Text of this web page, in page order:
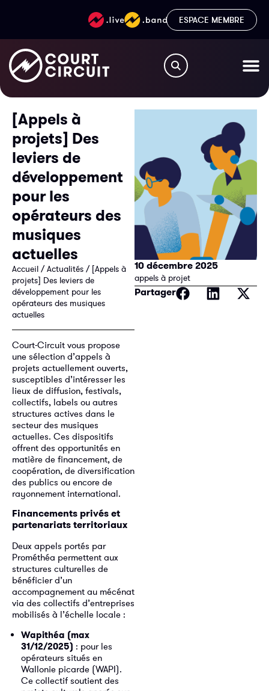
ESPACE MEMBRE
[Appels à
projets] Des
leviers de
développement
pour les
opérateurs des
musiques
actuelles
Accueil /Actualités / [Appels à
projets] Des leviers de
développement pour les
opérateurs des musiques
actuelles
Court-Circuit vous propose
une sélection d’appels à
projets actuellement ouverts,
susceptibles d’intéresser les
lieux de diffusion, festivals,
collectifs, labels ou autres
structures actives dans le
secteur des musiques
actuelles. Ces dispositifs
offrent des opportunités en
matière de financement, de
coopération, de diversification
des publics ou encore de
rayonnement international.
Financements privés et
partenariats territoriaux
Deux appels portés par
Prométhéa permettent aux
structures culturelles de
bénéficier d’un
accompagnement au mécénat
via des collectifs d’entreprises
mobilisés à l’échelle locale :
Wapithéa (max
31/12/2025) : pour les
opérateurs situés en
Wallonie picarde (WAPI).
Ce collectif soutient des
10 décembre 2025
appels à projet
Partager